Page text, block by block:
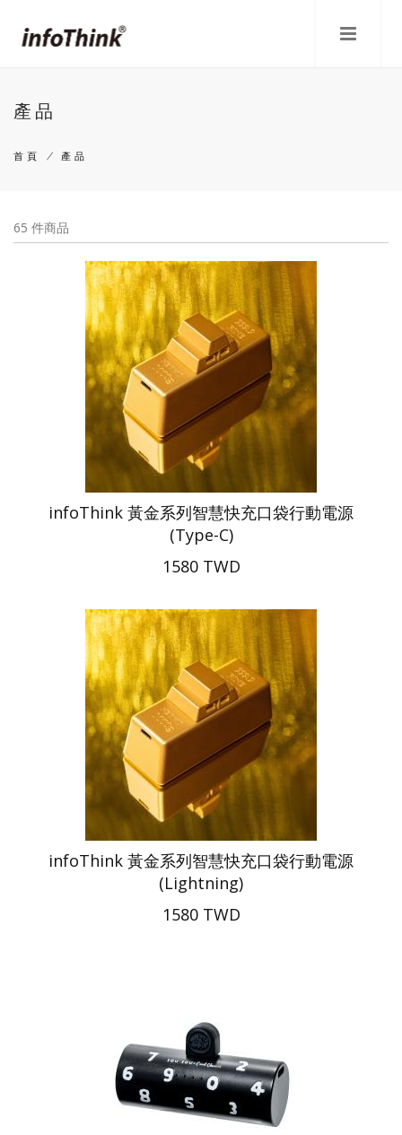
產品
航
連
首頁 / 產品
65 件商品
infoThink 黃金系列智慧快充口袋行動電源
(Type-C)
1580 TWD
infoThink 黃金系列智慧快充口袋行動電源
(Lightning)
1580 TWD